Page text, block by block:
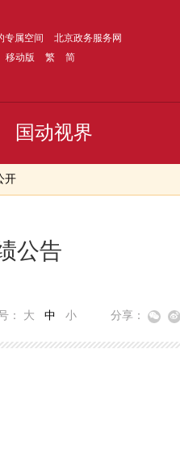
专属空间
北京政务服务网
移动版 繁 简
开
国动视界
公告
： 大 中 小 分享：